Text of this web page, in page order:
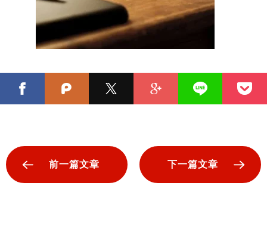
前一篇文章 下一篇文章